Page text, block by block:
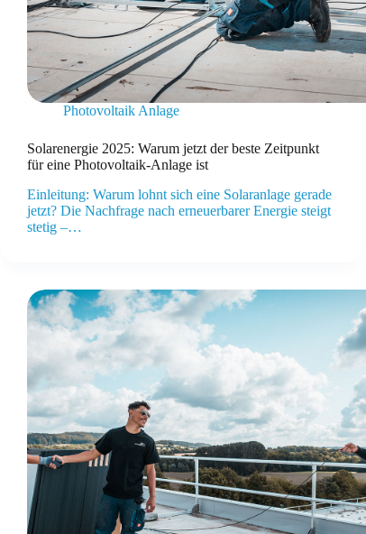
Photovoltaik Anlage
Solarenergie 2025: Warum jetzt der beste Zeitpunkt
für eine Photovoltaik-Anlage ist
Einleitung: Warum lohnt sich eine Solaranlage gerade
jetzt? Die Nachfrage nach erneuerbarer Energie steigt
stetig –…